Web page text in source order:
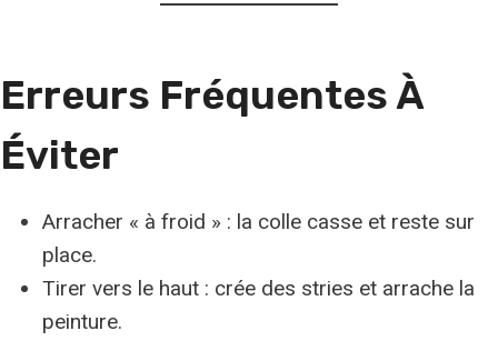
Erreurs Fréquentes À
Éviter
Arracher « à froid » : la colle casse et reste sur
place.
Tirer vers le haut : crée des stries et arrache la
peinture.